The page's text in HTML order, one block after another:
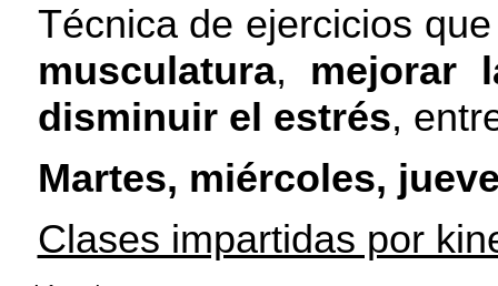
Técnica de ejercicios
musculatura, mejorar
disminuir el estrés,
Martes, miércoles,
Clases impartidas por